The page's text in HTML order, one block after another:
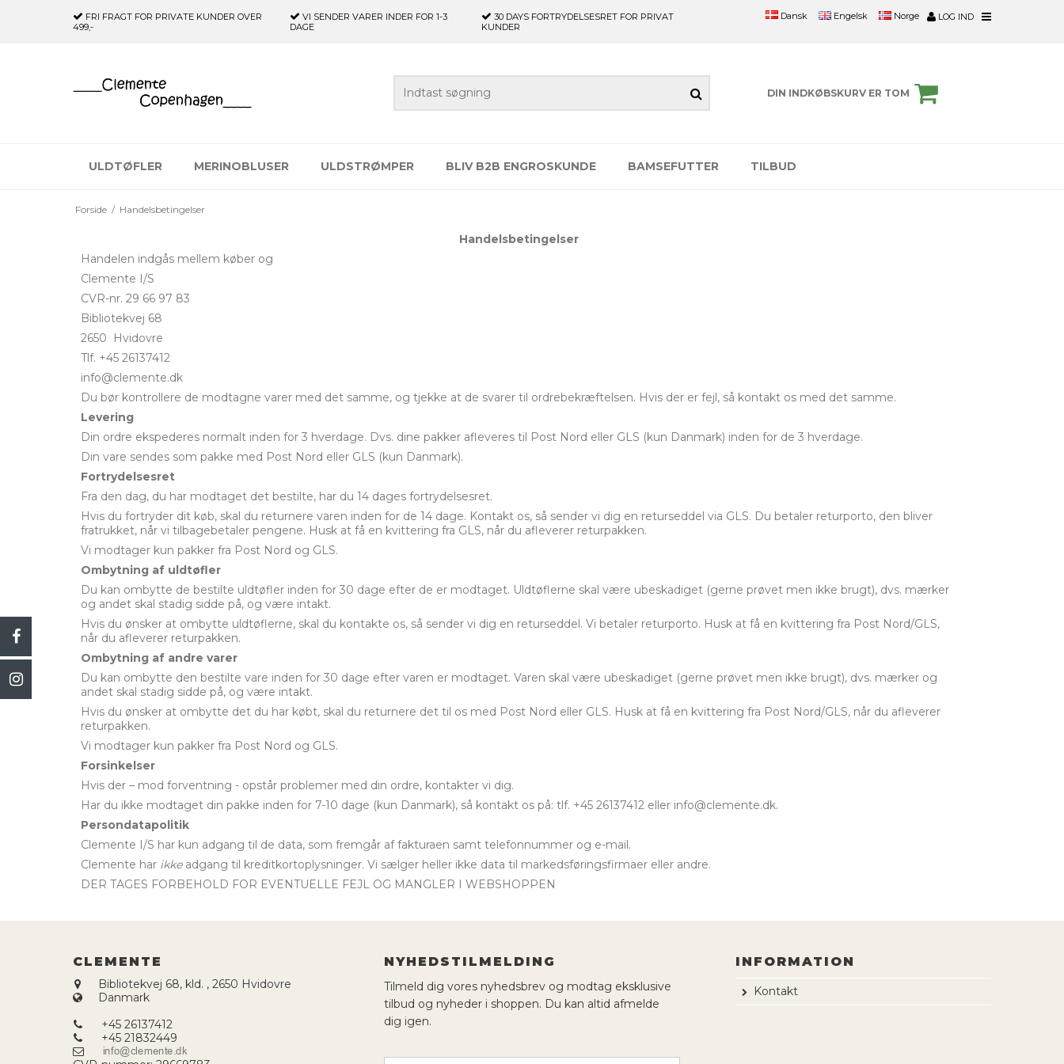
FRI FRAGT FOR PRIVATE KUNDER OVER
499,-
VI SENDER VARER INDER FOR 1-3
DAGE
30 DAYSFORTRYDELSESRET FOR PRIVAT
KUNDER
Dansk Engelsk Norge LOG IND
DIN INDKØBSKURV ER TOM
ULDTØFLER MERINOBLUSER ULDSTRØMPER BLIV B2B ENGROSKUNDE BAMSEFUTTER TILBUD
Forside / Handelsbetingelser
Handelsbetingelser
Handelen indgås mellem køber og
Clemente I/S
CVR-nr. 29 66 97 83
Bibliotekvej 68
2650 Hvidovre
Tlf. +45 26137412
info@clemente.dk
Du bør kontrollere de modtagne varer med det samme, og tjekke at de svarer til ordrebekræftelsen. Hvis der er fejl, så kontakt os med det samme.
Levering
Din ordre ekspederes normalt inden for 3 hverdage. Dvs. dine pakker afleveres til Post Nord eller GLS (kun Danmark) inden for de 3 hverdage.
Din vare sendes som pakke med Post Nord eller GLS (kun Danmark).
Fortrydelsesret
Fra den dag, du har modtaget det bestilte, har du 14 dages fortrydelsesret.
Hvis du fortryder dit køb, skal du returnere varen inden for de 14 dage. Kontakt os, så sender vi dig en returseddel via GLS. Du betaler returporto, den bliver
fratrukket, når vi tilbagebetaler pengene. Husk at få en kvittering fra GLS, når du afleverer returpakken.
Vi modtager kun pakker fra Post Nord og GLS.
Ombytning af uldtøfler
Du kan ombytte de bestilte uldtøfler inden for 30 dage efter de er modtaget. Uldtøflerne skal være ubeskadiget (gerne prøvet men ikke brugt), dvs. mærker
og andet skal stadig sidde på, og være intakt.
Hvis du ønsker at ombytte uldtøflerne, skal du kontakte os, så sender vi dig en returseddel. Vi betaler returporto. Husk at få en kvittering fra Post Nord/GLS,
når du afleverer returpakken.
Ombytning af andre varer
Du kan ombytte den bestilte vare inden for 30 dage efter varen er modtaget. Varen skal være ubeskadiget (gerne prøvet men ikke brugt), dvs. mærker og
andet skal stadig sidde på, og være intakt.
Hvis du ønsker at ombytte det du har købt, skal du returnere det til os med Post Nord eller GLS. Husk at få en kvittering fra Post Nord/GLS, når du afleverer
returpakken.
Vi modtager kun pakker fra Post Nord og GLS.
Forsinkelser
Hvis der – mod forventning - opstår problemer med din ordre, kontakter vi dig.
Har du ikke modtaget din pakke inden for 7-10 dage (kun Danmark), så kontakt os på: tlf. +45 26137412 eller info@clemente.dk.
Persondatapolitik
Clemente I/S har kun adgang til de data, som fremgår af fakturaen samt telefonnummer og e-mail.
Clemente har ikkeadgang til kreditkortoplysninger. Vi sælger heller ikke data til markedsføringsfirmaer eller andre.
DER TAGES FORBEHOLD FOR EVENTUELLE FEJL OG MANGLER I WEBSHOPPEN
CLEMENTE
Bibliotekvej 68, kld. , 2650 Hvidovre
Danmark
+45 26137412
+45 21832449
NYHEDSTILMELDING
Tilmeld dig vores nyhedsbrev og modtag eksklusive
tilbud og nyheder i shoppen. Du kan altid afmelde
dig igen.
INFORMATION
Kontakt